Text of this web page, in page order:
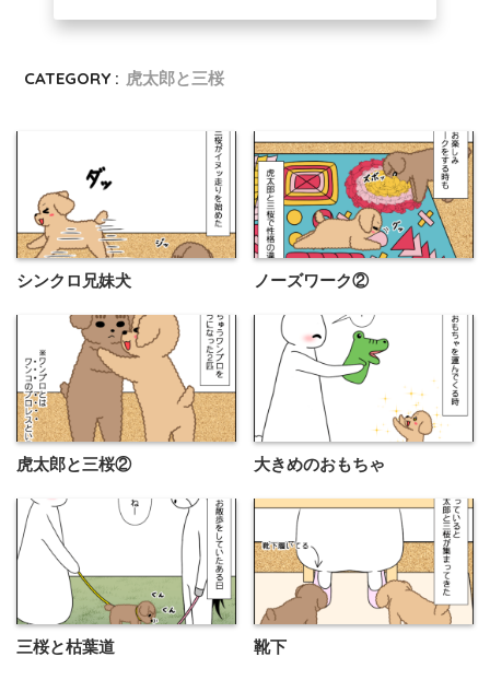
CATEGORY : 虎太郎と三桜
シンクロ兄妹犬 ノーズワーク②
虎太郎と三桜② 大きめのおもちゃ
三桜と枯葉道 靴下